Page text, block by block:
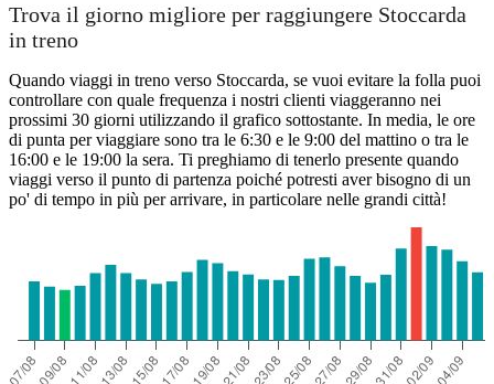
Trova il giorno migliore per raggiungere Stoccarda
in treno
Quando viaggi in treno verso Stoccarda, se vuoi evitare la folla puoi
controllare con quale frequenza i nostri clienti viaggeranno nei
prossimi 30 giorni utilizzando il grafico sottostante. In media, le ore
di punta per viaggiare sono tra le 6:30 e le 9:00 del mattino o tra le
16:00 e le 19:00 la sera. Ti preghiamo di tenerlo presente quando
viaggi verso il punto di partenza poiché potresti aver bisogno di un
po' di tempo in più per arrivare, in particolare nelle grandi città!